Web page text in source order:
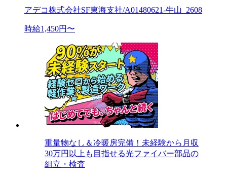
アデコ株式会社SF東海支社/A01480621-牛山_2608
時給1,450円〜
重量物なし＆冷暖房完備！未経験から月収
30万円以上も目指せる光ファイバー部品の
組立・検査